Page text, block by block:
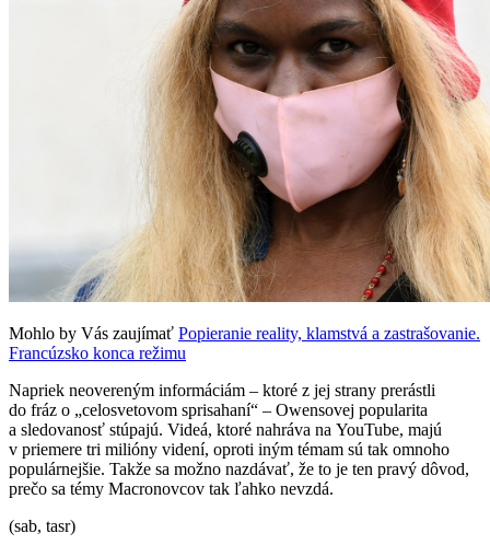
Mohlo by Vás zaujímať Popieranie reality, klamstvá a zastrašovanie.
Francúzsko konca režimu
Napriek neovereným informáciám – ktoré z jej strany prerástli
do fráz o „celosvetovom sprisahaní“ – Owensovej popularita
a sledovanosť stúpajú. Videá, ktoré nahráva na YouTube, majú
v priemere tri milióny videní, oproti iným témam sú tak omnoho
populárnejšie. Takže sa možno nazdávať, že to je ten pravý dôvod,
prečo sa témy Macronovcov tak ľahko nevzdá.
(sab, tasr)